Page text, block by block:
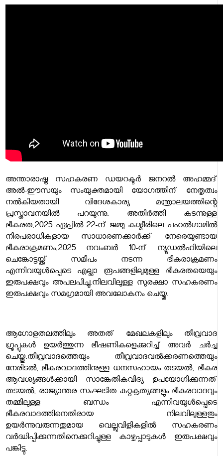
അന്താരാഷ്ട്ര സഹകരണ ഡയറക്ടർ ജനറൽ അഹമ്മദ്
അൽ-ഈസയും സംയുക്തമായി യോഗത്തിന് നേതൃത്വം
നൽകിയതായി വിദേശകാര്യ മന്ത്രാലയത്തിന്റെ
പ്രസ്താവനയിൽ പറയുന്നു. അതിർത്തി കടന്നുള്ള
ഭീകരത,2025 ഏപ്രിൽ 22-ന് ജമ്മു കശ്മീരിലെ പഹൽഗാമിൽ
നിരപരാധികളായ സാധാരണക്കാർക്ക് നേരെയുണ്ടായ
ഭീകരാക്രമണം,2025 നവംബർ 10-ന് ന്യൂഡൽഹിയിലെ
ചെങ്കോട്ടയ്ക്ക് സമീപം നടന്ന ഭീകരാക്രമണം
എന്നിവയുൾപ്പെടെ എല്ലാ രൂപങ്ങളിലുമുള്ള ഭീകരതയെയും
ഇരുപക്ഷവും അപലപിച്ചു.നിലവിലുള്ള സുരക്ഷാ സഹകരണം
ഇരുപക്ഷവും സമഗ്രമായി അവലോകനം ചെയ്തു.
ആഗോളതലത്തിലും അതത് മേഖലകളിലും തീവ്രവാദ
ഗ്രൂപ്പുകൾ ഉയർത്തുന്ന ഭീഷണികളെക്കുറിച്ച് അവർ ചർച്ച
ചെയ്തു.തീവ്രവാദത്തെയും തീവ്രവാദവൽക്കരണത്തെയും
നേരിടൽ, ഭീകരവാദത്തിനുള്ള ധനസഹായം തടയൽ, ഭീകര
ആവശ്യങ്ങൾക്കായി സാങ്കേതികവിദ്യ ഉപയോഗിക്കുന്നത്
തടയൽ, രാജ്യാന്തര സംഘടിത കുറ്റകൃത്യങ്ങളും ഭീകരവാദവും
തമ്മിലുള്ള ബന്ധം എന്നിവയുൾപ്പെടെ
ഭീകരവാദത്തിനെതിരായ നിലവിലുള്ളതും
ഉയർന്നുവരുന്നതുമായ വെല്ലുവിളികളിൽ സഹകരണം
വർദ്ധിപ്പിക്കുന്നതിനെക്കുറിച്ചുള്ള കാഴ്ചപ്പാടുകൾ ഇരുപക്ഷവും
പങ്കിട്ടു.